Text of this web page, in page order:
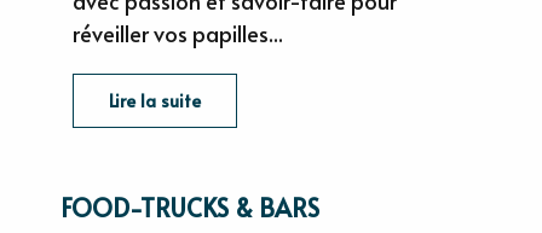
réveiller vos papilles...
Lire la suite
FOOD-TRUCKS & BARS